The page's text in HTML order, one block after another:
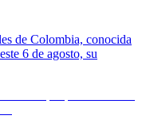
de Colombia, conocida
6 de agosto, su